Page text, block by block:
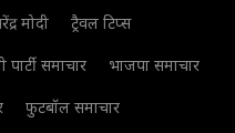
मोदी
ट्रैवल टिप्स
समाचार
भाजपा समाचार
फुटबॉल समाचार